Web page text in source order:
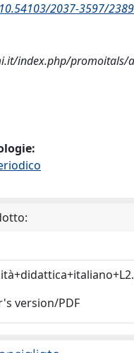
2037-3597/
index.php/promoitals/
version/PDF